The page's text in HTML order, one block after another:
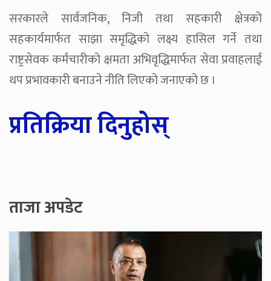
सरकारले सार्वजनिक, निजी तथा सहकारी क्षेत्रको
सहकार्यमार्फत साझा समृद्धिको लक्ष्य हासिल गर्ने तथा
राष्ट्रसेवक कर्मचारीको क्षमता अभिवृद्धिमार्फत सेवा प्रवाहलाई
थप प्रभावकारी बनाउने नीति लिएको जनाएको छ ।
प्रतिक्रिया दिनुहोस्
ताजा अपडेट